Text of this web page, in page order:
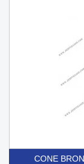
CONE